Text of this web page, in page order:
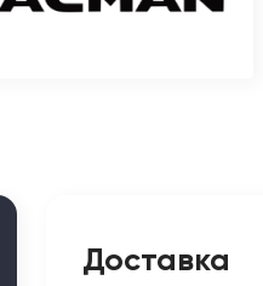
Доставка